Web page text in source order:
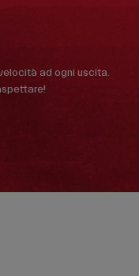
ad ogni uscita.